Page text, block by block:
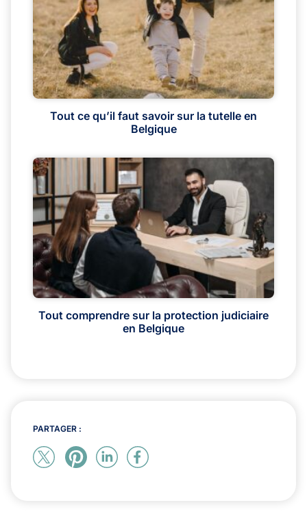
Tout ce qu’il faut savoir sur la tutelle en
Belgique
Tout comprendre sur la protection judiciaire
en Belgique
PARTAGER :